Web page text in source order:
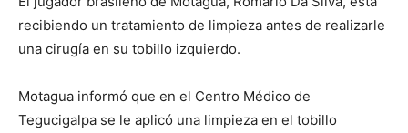
recibiendo un tratamiento de limpieza antes de realizarle
una cirugía en su tobillo izquierdo.
Motagua informó que en el Centro Médico de
Tegucigalpa se le aplicó una limpieza en el tobillo